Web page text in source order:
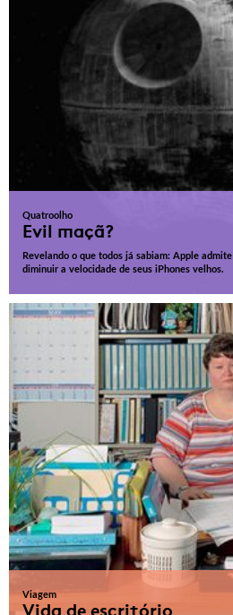
Quatroolho
Evil maçã?
Revelando o que todos já sabiam: Apple admite
diminuir a velocidade de seus iPhones velhos.
Viagem
Vida de escritório